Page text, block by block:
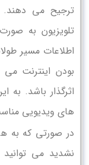
ترجیح می دهند.
تلویزیون به
اطلاعات مسیر
بودن اینترنت می
اثرگذار باشد.
های ویدیویی
در صورتی که به
نشدید می توانید